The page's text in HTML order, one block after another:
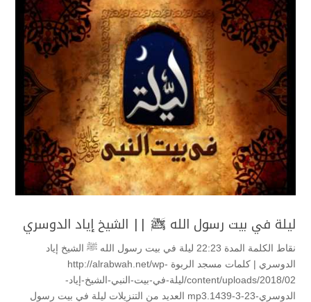
ليلة في بيت رسول الله ﷺ || الشيخ إياد الدوسري
نقاط الكلمة المدة 22:23 ليلة في بيت رسول الله ﷺ الشيخ إياد
الدوسري | كلمات مسجد الربوة http://alrabwah.net/wp-
content/uploads/2018/02/ليلة-في-بيت-النبي-الشيخ-إياد-
الدوسري-23-3-1439.mp3 العديد من التنزيلات ليلة في بيت رسول